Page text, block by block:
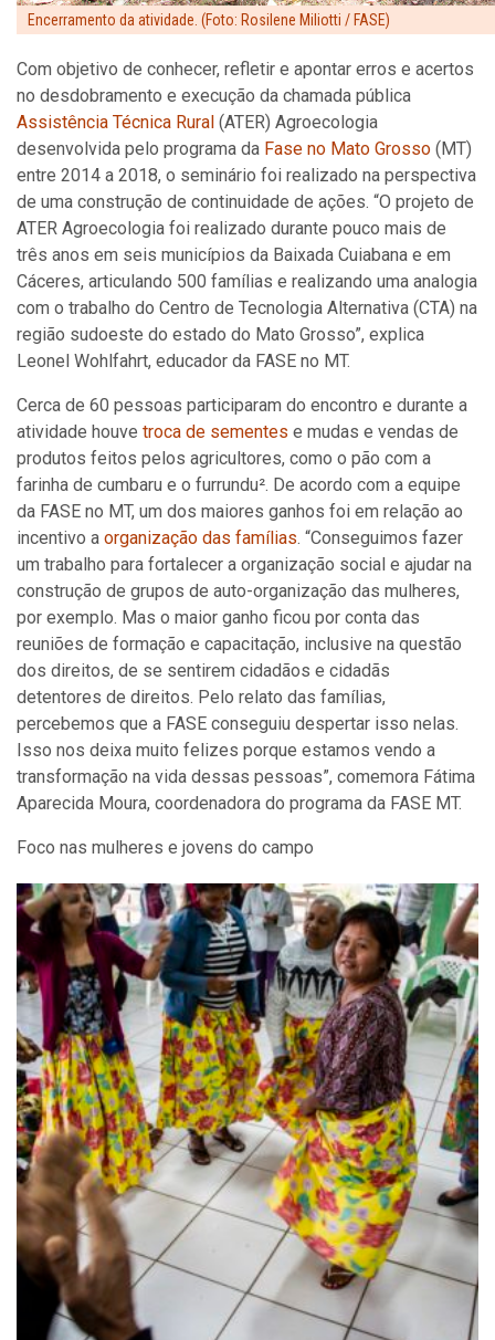
Encerramento da atividade. (Foto: Rosilene Miliotti / FASE)
Com objetivo de conhecer, refletir e apontar erros e acertos
no desdobramento e execução da chamada pública
Assistência Técnica Rural (ATER) Agroecologia
desenvolvida pelo programa da Fase no Mato Grosso (MT)
entre 2014 a 2018, o seminário foi realizado na perspectiva
de uma construção de continuidade de ações. “O projeto de
ATER Agroecologia foi realizado durante pouco mais de
três anos em seis municípios da Baixada Cuiabana e em
Cáceres, articulando 500 famílias e realizando uma analogia
com o trabalho do Centro de Tecnologia Alternativa (CTA) na
região sudoeste do estado do Mato Grosso”, explica
Leonel Wohlfahrt, educador da FASE no MT.
Cerca de 60 pessoas participaram do encontro e durante a
atividade houve troca de sementes e mudas e vendas de
produtos feitos pelos agricultores, como o pão com a
farinha de cumbaru e o furrundu². De acordo com a equipe
da FASE no MT, um dos maiores ganhos foi em relação ao
incentivo a organização das famílias. “Conseguimos fazer
um trabalho para fortalecer a organização social e ajudar na
construção de grupos de auto-organização das mulheres,
por exemplo. Mas o maior ganho ficou por conta das
reuniões de formação e capacitação, inclusive na questão
dos direitos, de se sentirem cidadãos e cidadãs
detentores de direitos. Pelo relato das famílias,
percebemos que a FASE conseguiu despertar isso nelas.
Isso nos deixa muito felizes porque estamos vendo a
transformação na vida dessas pessoas”, comemora Fátima
Aparecida Moura, coordenadora do programa da FASE MT.
Foco nas mulheres e jovens do campo